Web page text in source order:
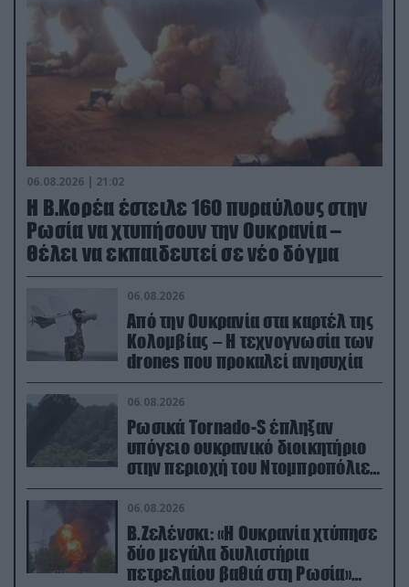
06.08.2026 | 21:02
Η Β.Κορέα έστειλε 160 πυραύλους στην
Ρωσία να χτυπήσουν την Ουκρανία –
Θέλει να εκπαιδευτεί σε νέο δόγμα
06.08.2026
Από την Ουκρανία στα καρτέλ της
Κολομβίας – Η τεχνογνωσία των
drones που προκαλεί ανησυχία
06.08.2026
Ρωσικά Tornado-S έπληξαν
υπόγειο ουκρανικό διοικητήριο
στην περιοχή του Ντομπροπόλιε
(βίντεο)
06.08.2026
Β.Ζελένσκι: «Η Ουκρανία χτύπησε
δύο μεγάλα διυλιστήρια
πετρελαίου βαθιά στη Ρωσία»